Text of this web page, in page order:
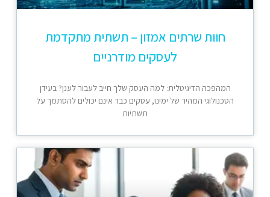
חוות שרתים אמזון – תשתית מתקדמת
לעסקים מודרניים
המהפכה הדיגיטלית: למה העסק שלך חייב לעבור לענן? בעידן
הטכנולוגי המהיר של ימינו, עסקים כבר אינם יכולים להסתמך על
תשתיות